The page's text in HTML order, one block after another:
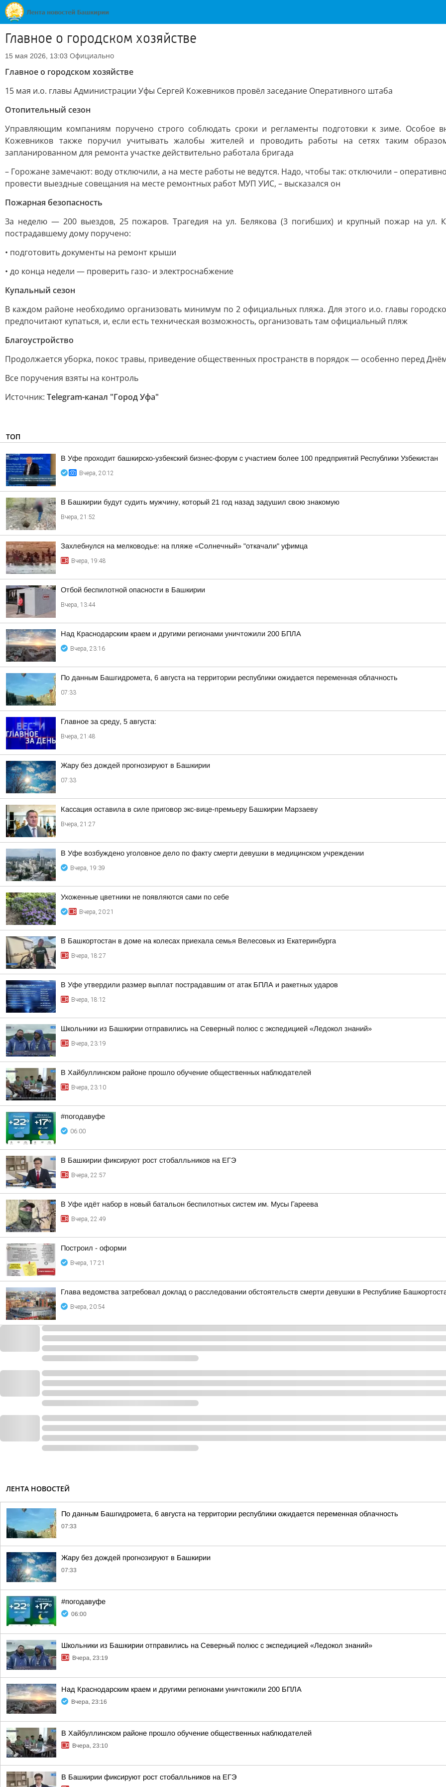
Главное о городском хозяйстве
15 мая 2026, 13:03 Официально
Главное о городском хозяйстве
15 мая и.о. главы Администрации Уфы Сергей Кожевников провёл заседание Оперативного штаба
Отопительный сезон
Управляющим компаниям поручено строго соблюдать сроки и регламенты подготовки к зиме. Особое
Кожевников также поручил учитывать жалобы жителей и проводить работы на сетях таким
запланированном для ремонта участке действительно работала бригада
– Горожане замечают: воду отключили, а на месте работы не ведутся. Надо, чтобы так: отключили –
провести выездные совещания на месте ремонтных работ МУП УИС, – высказался он
Пожарная безопасность
За неделю — 200 выездов, 25 пожаров. Трагедия на ул. Белякова (3 погибших) и крупный пожар на ул.
пострадавшему дому поручено:
• подготовить документы на ремонт крыши
• до конца недели — проверить газо- и электроснабжение
Купальный сезон
В каждом районе необходимо организовать минимум по 2 официальных пляжа. Для этого и.о. главы
предпочитают купаться, и, если есть техническая возможность, организовать там официальный пляж
Благоустройство
Продолжается уборка, покос травы, приведение общественных пространств в порядок — особенно перед
Все поручения взяты на контроль
Источник: Telegram-канал "Город Уфа"
ТОП
В Уфе проходит башкирско-узбекский бизнес-форум с участием более 100 предприятий Республики Узбекистан
Вчера, 20:12
В Башкирии будут судить мужчину, который 21 год назад задушил свою знакомую
Вчера, 21:52
Захлебнулся на мелководье: на пляже «Солнечный» "откачали" уфимца
Вчера, 19:48
Отбой беспилотной опасности в Башкирии
Вчера, 13:44
Над Краснодарским краем и другими регионами уничтожили 200 БПЛА
Вчера, 23:16
По данным Башгидромета, 6 августа на территории республики ожидается переменная облачность
07:33
Главное за среду, 5 августа:
Вчера, 21:48
Жару без дождей прогнозируют в Башкирии
07:33
Кассация оставила в силе приговор экс-вице-премьеру Башкирии Марзаеву
Вчера, 21:27
В Уфе возбуждено уголовное дело по факту смерти девушки в медицинском учреждении
Вчера, 19:39
Ухоженные цветники не появляются сами по себе
Вчера, 20:21
В Башкортостан в доме на колесах приехала семья Велесовых из Екатеринбурга
Вчера, 18:27
В Уфе утвердили размер выплат пострадавшим от атак БПЛА и ракетных ударов
Вчера, 18:12
Школьники из Башкирии отправились на Северный полюс с экспедицией «Ледокол знаний»
Вчера, 23:19
В Хайбуллинском районе прошло обучение общественных наблюдателей
Вчера, 23:10
#погодавуфе
06:00
В Башкирии фиксируют рост стобалльников на ЕГЭ
Вчера, 22:57
В Уфе идёт набор в новый батальон беспилотных систем им. Мусы Гареева
Вчера, 22:49
Построил - оформи
Вчера, 17:21
Глава ведомства затребовал доклад о расследовании обстоятельств смерти девушки в Республике
Вчера, 20:54
ЛЕНТА НОВОСТЕЙ
По данным Башгидромета, 6 августа на территории республики ожидается переменная облачность
07:33
Жару без дождей прогнозируют в Башкирии
07:33
#погодавуфе
06:00
Школьники из Башкирии отправились на Северный полюс с экспедицией «Ледокол знаний»
Вчера, 23:19
Над Краснодарским краем и другими регионами уничтожили 200 БПЛА
Вчера, 23:16
В Хайбуллинском районе прошло обучение общественных наблюдателей
Вчера, 23:10
В Башкирии фиксируют рост стобалльников на ЕГЭ